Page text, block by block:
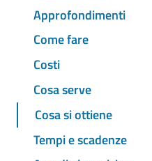
Approfondimenti
Come fare
Costi
Cosa serve
Cosa si ottiene
Tempi e scadenze